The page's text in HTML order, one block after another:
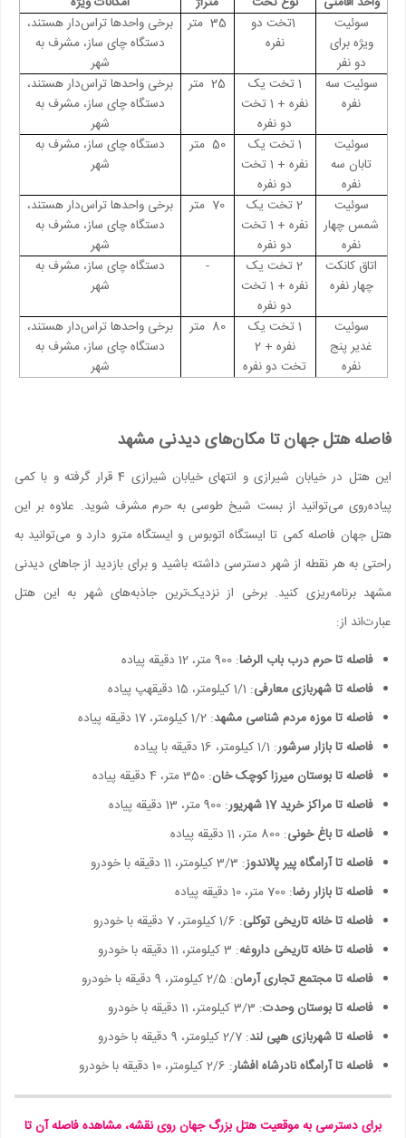
سوئیت
ویژه برای
دو نفر
1تخت دو
نفره
35 متر
برخی واحدها تراس‌دار هستند،
دستگاه چای ساز، مشرف به
شهر
سوئیت سه
نفره
1 تخت یک
نفره + 1 تخت
دو نفره
25 متر
برخی واحدها تراس‌دار هستند،
دستگاه چای ساز، مشرف به
شهر
سوئیت
تابان سه
نفره
1 تخت یک
نفره + 1 تخت
دو نفره
50 متر
دستگاه چای ساز، مشرف به
شهر
سوئیت
شمس چهار
نفره
2تخت یک
نفره + 1 تخت
دو نفره
70 متر
برخی واحدها تراس‌دار هستند،
دستگاه چای ساز، مشرف به
شهر
اتاق کانکت
چهار نفره
2تخت یک
نفره + 1 تخت
دو نفره
-
دستگاه چای ساز، مشرف به
شهر
سوئیت
غدیر پنج
نفره
1 تخت یک
نفره + 2
تخت دو نفره
80 متر
برخی واحدها تراس‌دار هستند،
دستگاه چای ساز، مشرف به
شهر
فاصله هتل جهان تا مکان‌های دیدنی مشهد
این هتل در خیابان شیرازی و انتهای خیابان شیرازی 4 قرار گرفته و با کمی
پیاده‌روی می‌توانید از بست شیخ طوسی به حرم مشرف شوید. علاوه بر این
هتل جهان فاصله کمی تا ایستگاه اتوبوس و ایستگاه مترو دارد و می‌توانید به
راحتی به هر نقطه از شهر دسترسی داشته باشید و برای بازدید از جاهای دیدنی
مشهد برنامه‌ریزی کنید. برخی از نزدیک‌ترین جاذبه‌های شهر به این هتل
عبارت‌اند از:
فاصله تا حرم درب باب الرضا: 900 متر، 12 دقیقه پیاده
فاصله تا شهربازی معارفی: 1/1 کیلومتر، 15 دقیقهپ پیاده
فاصله تا موزه مردم شناسی مشهد: 1/2 کیلومتر، 17 دقیقه پیاده
فاصله تا بازار سرشور: 1/1 کیلومتر، 16 دقیقه با پیاده
فاصله تا بوستان میرزا کوچک خان: 350 متر، 4 دقیقه پیاده
فاصله تا مراکز خرید 17 شهریور
: 900 متر، 13 دقیقه پیاده
فاصله تا باغ خونی: 800 متر، 11 دقیقه پیاده
فاصله تا آرامگاه پیر پالاندوز: 3/3 کیلومتر، 11 دقیقه با خودرو
فاصله تا بازار رضا: 700 متر، 10 دقیقه پیاده
فاصله تا خانه تاریخی توکلی: 1/6 کیلومتر، 7 دقیقه با خودرو
فاصله تا خانه تاریخی داروغه: 3 کیلومتر، 11 دقیقه با خودرو
فاصله تا مجتمع تجاری آرمان: 2/5 کیلومتر، 9 دقیقه با خودرو
فاصله تا بوستان وحدت: 3/3 کیلومتر، 11 دقیقه با خودرو
فاصله تا شهربازی هپی لند: 2/7 کیلومتر، 9 دقیقه با خودرو
فاصله تا آرامگاه نادرشاه افشار: 2/6 کیلومتر، 10 دقیقه با خودرو
برای دسترسی به موقعیت هتل بزرگ جهان روی نقشه، مشاهده فاصله آن تا